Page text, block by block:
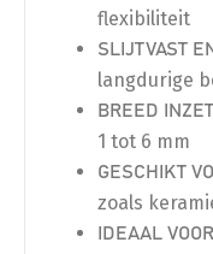
flexibiliteit
SLIJTVAST
langdurige
BREED
1 tot 6 mm
GESCHIKT
zoals
IDEAAL